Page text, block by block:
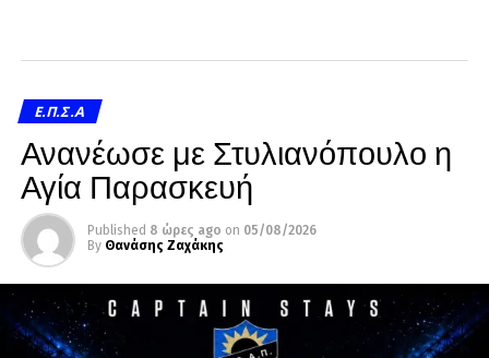
Ε.Π.Σ.Α
Ανανέωσε με Στυλιανόπουλο η
Αγία Παρασκευή
Published 8 ώρες ago on 05/08/2026
By Θανάσης Ζαχάκης